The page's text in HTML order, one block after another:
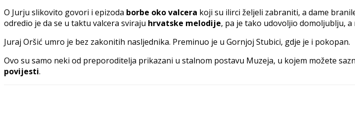
O Jurju slikovito govori i epizoda borbe oko valcera koji su ilirci željeli zabraniti, a dame
odredio je da se u taktu valcera sviraju hrvatske melodije, pa je tako udovoljio domoljublju,
Juraj Oršić umro je bez zakonitih nasljednika. Preminuo je u Gornjoj Stubici, gdje je i pokopan.
Ovo su samo neki od preporoditelja prikazani u stalnom postavu Muzeja, u kojem možete
povijesti.